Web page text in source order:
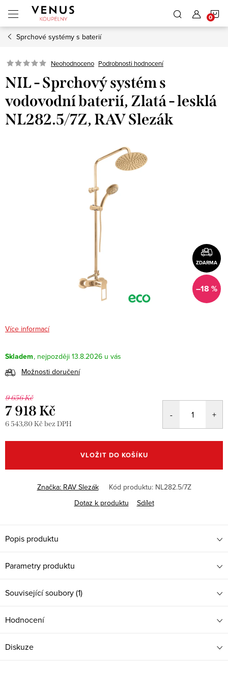
obsah
Sprchové systémy s baterií
Neohodnoceno Podrobnosti hodnocení
NIL - Sprchový systém s
vodovodní baterií, Zlatá - lesklá
NL282.5/7Z, RAV Slezák
ZDARMA
–18 %
Více informací
Skladem
13.8.2026
Možnosti doručení
9 656 Kč
7 918 Kč
6 543,80 Kč bez DPH
cena:
VLOŽIT DO KOŠÍKU
Značka: RAV Slezák Kód produktu: NL282.5/7Z
Dotaz k produktu
Sdílet
Popis produktu
Parametry produktu
Související soubory (1)
Hodnocení
Diskuze